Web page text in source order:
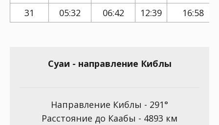
31
05:32 06:42 12:39 16:58
Суаи - направление Киблы
Направление Киблы - 291°
Расстояние до Каабы - 4893 км